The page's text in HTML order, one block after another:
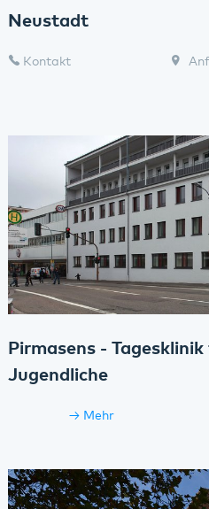
Neustadt
Kontakt
Pirmasens -
Jugendliche
Mehr